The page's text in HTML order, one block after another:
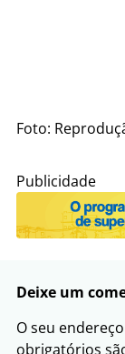
Foto:
Publicidade
Deixe um
O seu
obrigatórios